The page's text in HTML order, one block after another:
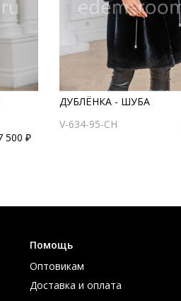
500 ₽
ДУБЛЁНКА - ШУБА
V-634-95-CH
Помощь
Оптовикам
Доставка и оплата